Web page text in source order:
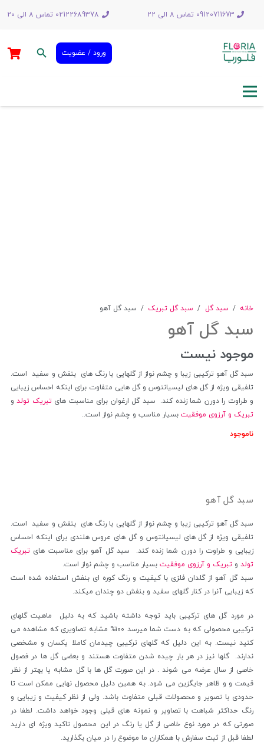
09120711673 تماس 8 الی 22 02122689378 تماس 8 الی 20
ورود / عضویت search
خانه / سبد گل / سبد گل تبریک / سبد گل آهو
سبد گل آهو
موجود نیست
سبد گل آهو ترکیبی زیبا و چشم نواز از گلهایی با رنگ های بنفش و سفید است.
تلفیقی ویژه از گل های لیسیانتوس و گل هایی متفاوت برای اینکه احساس زیبایی
و طراوت را دورن شما زنده کند. سبد گل ارغوان برای مناسبت هایتبریک تولدو
تبریک و آرزوی موفقیت بسیار مناسب و چشم نواز است..
ناموجود
سبد گل آهو
سبد گل آهو ترکیبی زیبا و چشم نواز از گلهایی با رنگ های بنفش و سفید است.
تلفیقی ویژه از گل های لیسیانتوس و گل های عروس هلندی برای اینکه احساس
زیبایی و طراوت را دورن شما زنده کند. سبد گل آهو برای مناسبت های تبریک
تولد و تبریک و آرزوی موفقیت بسیار مناسب و چشم نواز است.
سبد گل آهو از گلدان فلزی با کیفیت و رنگ کوره ای بنفش استفاده شده است
که زیبایی آنرا در کنار گلهای سفید و بنفش دو چندان میکند.
در مورد گل های ترکیبی باید توجه داشته باشید که به دلیل ماهیت گلهای
ترکیبی محصولی که به دست شما میرسد ۱۰۰% مشابه تصاویری که مشاهده می
کنید نیست. به این دلیل که گلهای ترکیبی چیدمان کاملا یکسان و مشخصی
ندارند. گلها نیز در هر بار چیده شدن متفاوت هستند و بعضی گل ها در فصول
خاصی از سال عرضه می شوند . در این صورت گل ها با گل مشابه یا بهتر از نظر
قیمت و و ظاهر جایگزین می شود. به همین دلیل محصول نهایی ممکن است تا
حدودی با تصویر و محصولات قبلی متفاوت باشد. ولی از نظر کیفیت و زیبایی و
رنگ حداکثر شباهت با تصاویر و نمونه های قبلی وجود خواهد داشت. لطفا در
صورتی که در مورد نوع خاصی از گل یا رنگ در این محصول تاکید ویژه ای دارید
لطفا قبل از ثبت سفارش با همکاران ما موضوع را در میان بگذارید.